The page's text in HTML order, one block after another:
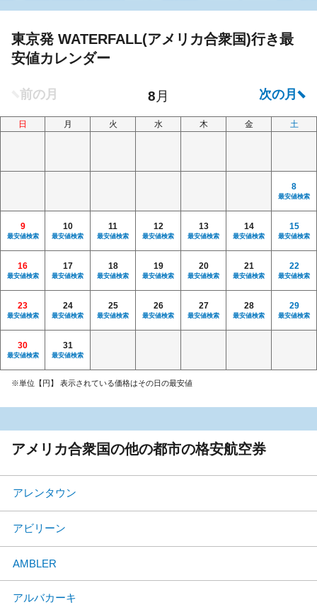
東京発 WATERFALL(アメリカ合衆国)行き最
安値カレンダー
日 月 火 水 木 金 土
8
最安値検索
9
最安値検索
10
最安値検索
11
最安値検索
12
最安値検索
13
最安値検索
14
最安値検索
15
最安値検索
16
最安値検索
17
最安値検索
18
最安値検索
19
最安値検索
20
最安値検索
21
最安値検索
22
最安値検索
23
最安値検索
24
最安値検索
25
最安値検索
26
最安値検索
27
最安値検索
28
最安値検索
29
最安値検索
30
最安値検索
31
最安値検索
※単位【円】 表示されている価格はその日の最安値
アメリカ合衆国の他の都市の格安航空券
アレンタウン
アビリーン
AMBLER
アルバカーキ